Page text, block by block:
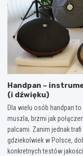
Handpan –
(i dźwięku)
Dla wielu osób handpan
muszla, brzmi jak
palcami. Zanim jednak
gdziekolwiek w Polsce,
konkretnych testów